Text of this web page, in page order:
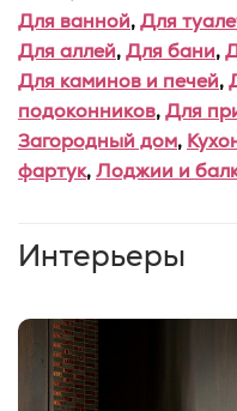
Для ванной,Для
Для аллей,Для бани,
Для каминов и печей,
подоконников,Для
Загородный дом,
фартук,Лоджии и
Интерьеры